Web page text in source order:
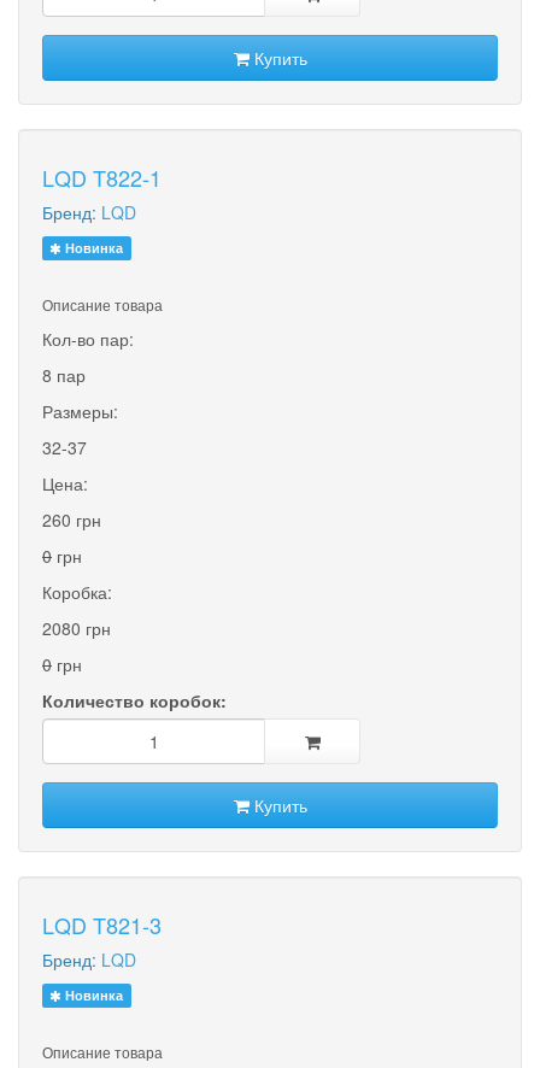
Купить
LQD T822-1
Бренд: LQD
Новинка
Описание товара
Кол-во пар:
8 пар
Размеры:
32-37
Цена:
260 грн
0 грн
Коробка:
2080 грн
0 грн
Количество коробок:
Купить
LQD T821-3
Бренд: LQD
Новинка
Описание товара